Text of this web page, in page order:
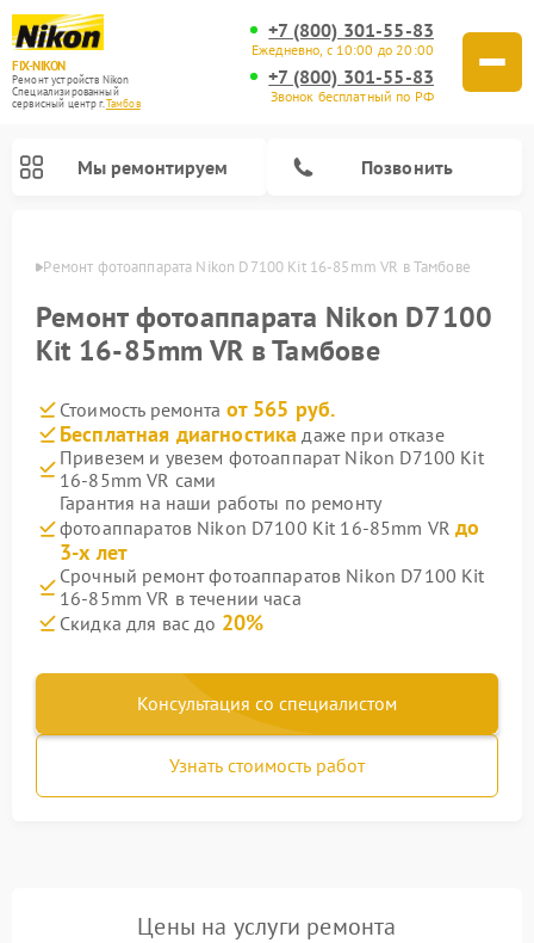
FIX-NIKON
Ремонт устройств Nikon
Специализированный
cервисный центр г.Тамбов
+7 (800) 301-55-83
Ежедневно, с 10:00 до 20:00
+7 (800) 301-55-83
Звонок бесплатный по РФ
Мы ремонтируем Позвонить
Ремонт фотоаппарата Nikon D7100 Kit 16-85mm VR в Тамбове
Ремонт фотоаппарата Nikon D7100
Kit 16-85mm VR в Тамбове
Стоимость ремонта от 565 руб.
Бесплатная диагностика даже при отказе
Привезем и увезем фотоаппарат Nikon D7100 Kit
16-85mm VR сами
Гарантия на наши работы по ремонту
фотоаппаратов Nikon D7100 Kit 16-85mm VRдо
3-х лет
Срочный ремонт фотоаппаратов Nikon D7100 Kit
16-85mm VR в течении часа
Скидка для вас до 20%
Консультация со специалистом
Узнать стоимость работ
Цены на услуги ремонта